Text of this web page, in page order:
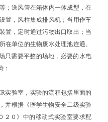
；送风管在箱体内一体成型，在
置，风柱集成排风机；当用作车
置，定时通过污物出口取出；当
在单位的生物废水处理池连通。
只需要平整的场地，必要的水电
：
实验室，实验的流程包括里面的
并根据《医学生物安全二级实验
２０》中的移动式实验室要求配